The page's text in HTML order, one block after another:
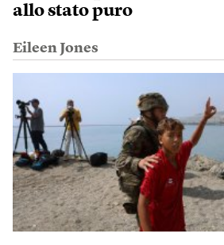
allo stato puro
Eileen Jones